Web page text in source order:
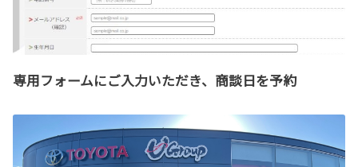
専用フォームにご入力いただき、商談日を予約